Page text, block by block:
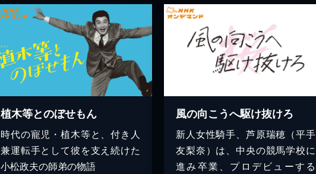
植木等とのぼせもん
時代の寵児・植木等と、付き人
兼運転手として彼を支え続けた
小松政夫の師弟の物語
風の向こうへ駆け抜けろ
新人女性騎手、芦原瑞穂（平手
友梨奈）は、中央の競馬学校に
進み卒業、プロデビューする